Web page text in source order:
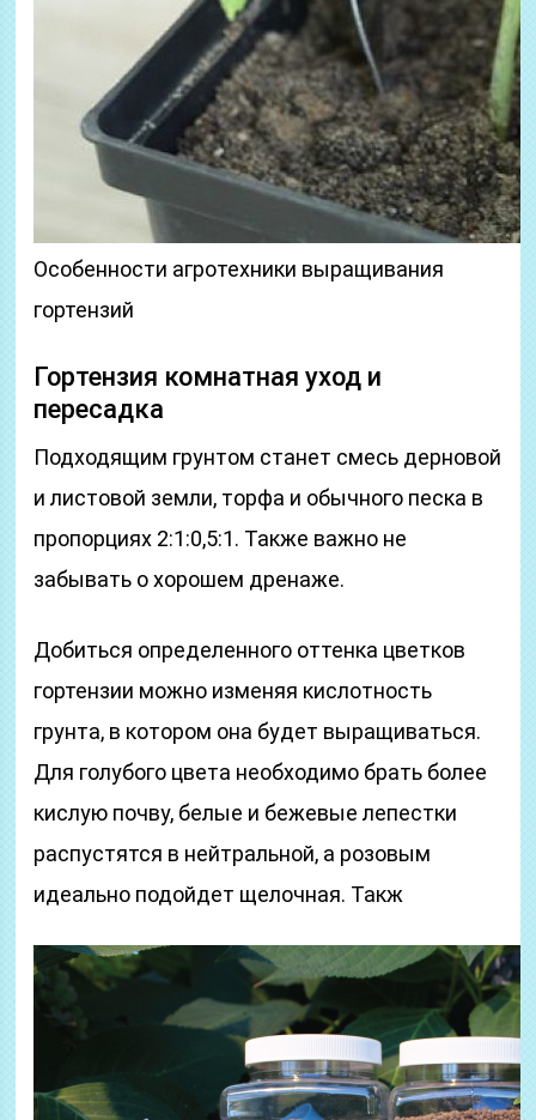
Особенности агротехники выращивания
гортензий
Гортензия комнатная уход и
пересадка
Подходящим грунтом станет смесь дерновой
и листовой земли, торфа и обычного песка в
пропорциях 2:1:0,5:1. Также важно не
забывать о хорошем дренаже.
Добиться определенного оттенка цветков
гортензии можно изменяя кислотность
грунта, в котором она будет выращиваться.
Для голубого цвета необходимо брать более
кислую почву, белые и бежевые лепестки
распустятся в нейтральной, а розовым
идеально подойдет щелочная. Такж